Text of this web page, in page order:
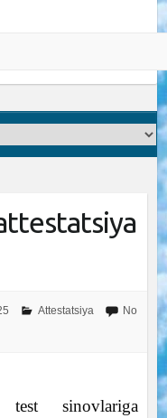
Attestatsiya
No
sinovlariga